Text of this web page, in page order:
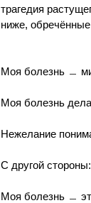
трагедия
ниже,
Моя болезнь ﹘
Моя болезнь
Нежелание
С другой стороны:
Моя болезнь ﹘